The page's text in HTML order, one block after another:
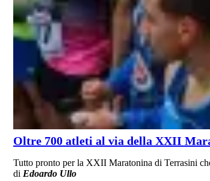
Oltre 700 atleti al via della XXII
Tutto pronto per la XXII Maratonina di Terrasini
di Edoardo Ullo